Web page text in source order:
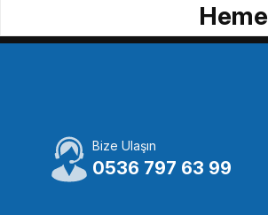
433,29 TL
GREEN
Bize Ulaşın
0536 797 63 99